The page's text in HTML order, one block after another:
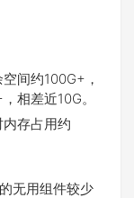
间约100G+，
相差近10G。
存占用约
无用组件较少